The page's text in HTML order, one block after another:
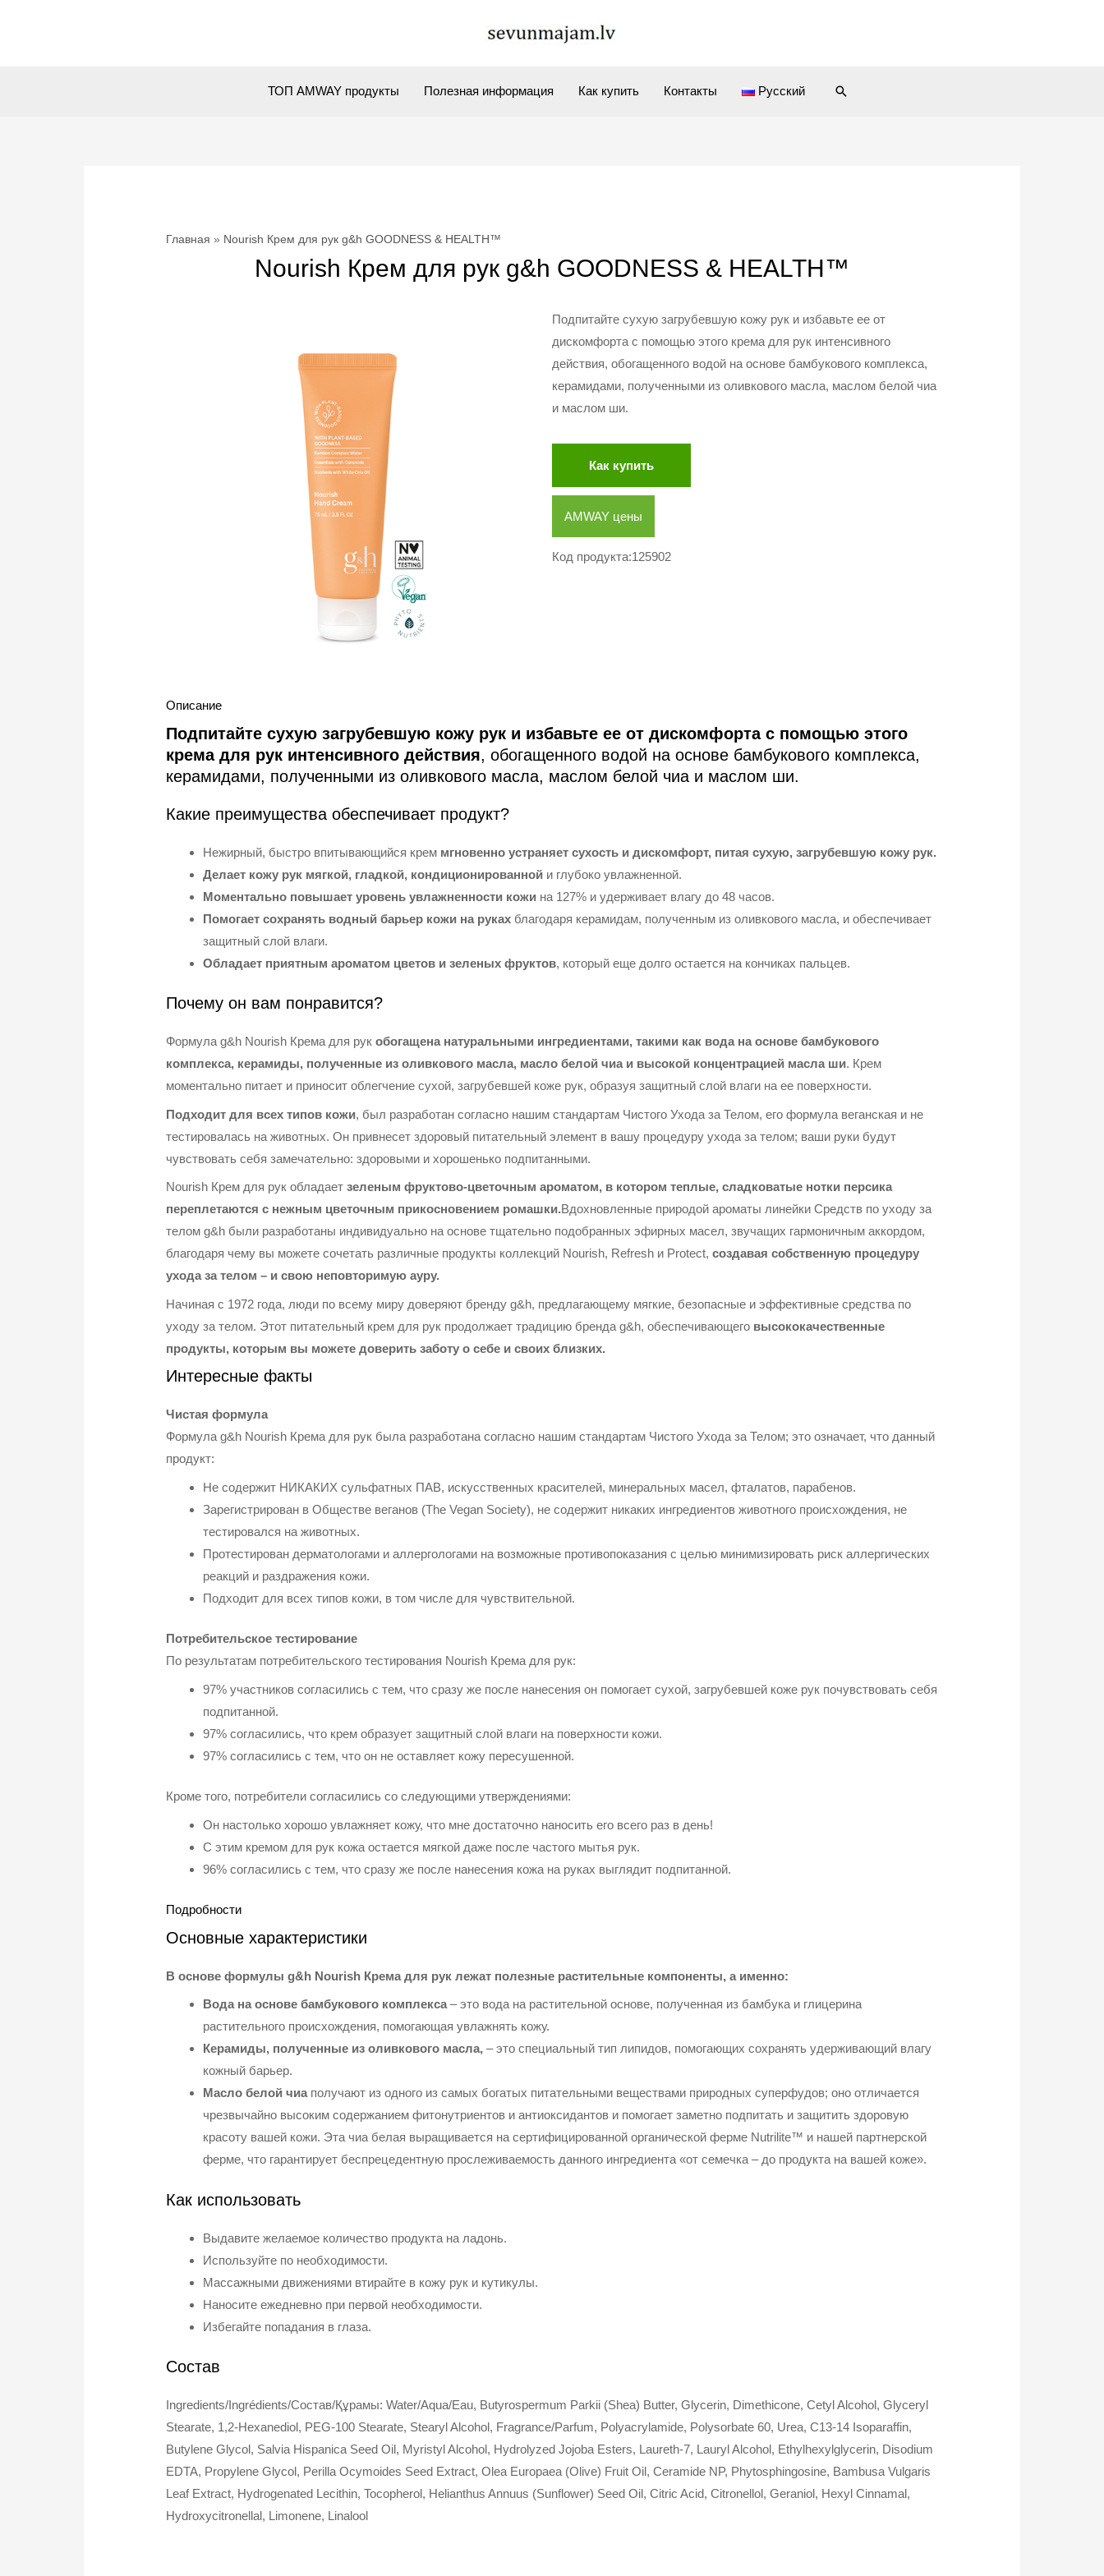
ТОП AMWAY продукты Полезная информация Как купить Контакты Русский Поиск
Главная Nourish Крем для рук g&h GOODNESS & HEALTH™
Nourish Крем для рук g&h GOODNESS & HEALTH™
Подпитайте сухую загрубевшую кожу рук и избавьте ее от
дискомфорта с помощью этого крема для рук интенсивного
действия, обогащенного водой на основе бамбукового комплекса,
керамидами, полученными из оливкового масла, маслом белой чиа
и маслом ши.
Как купить
AMWAY цены
Код продукта:125902
Описание
Подпитайте сухую загрубевшую кожу рук и избавьте ее от дискомфорта с помощью этого
крема для рук интенсивного действия, обогащенного водой на основе бамбукового комплекса,
керамидами, полученными из оливкового масла, маслом белой чиа и маслом ши.
Какие преимущества обеспечивает продукт?
Нежирный, быстро впитывающийся крем мгновенно устраняет сухость и дискомфорт, питая сухую, загрубевшую кожу рук.
Делает кожу рук мягкой, гладкой, кондиционированной и глубоко увлажненной.
Моментально повышает уровень увлажненности кожи на 127% и удерживает влагу до 48 часов.
Помогает сохранять водный барьер кожи на руках благодаря керамидам, полученным из оливкового масла, и обеспечивает
защитный слой влаги.
Обладает приятным ароматом цветов и зеленых фруктов, который еще долго остается на кончиках пальцев.
Почему он вам понравится?
Формула g&h Nourish Крема для рукобогащена натуральными ингредиентами, такими как вода на основе бамбукового
комплекса, керамиды, полученные из оливкового масла, масло белой чиа и высокой концентрацией масла ши. Крем
моментально питает и приносит облегчение сухой, загрубевшей коже рук, образуя защитный слой влаги на ее поверхности.
Подходит для всех типов кожи, был разработан согласно нашим стандартам Чистого Ухода за Телом, его формула веганская и не
тестировалась на животных. Он привнесет здоровый питательный элемент в вашу процедуру ухода за телом; ваши руки будут
чувствовать себя замечательно: здоровыми и хорошенько подпитанными.
Nourish Крем для рук обладаетзеленым фруктово-цветочным ароматом, в котором теплые, сладковатые нотки персика
переплетаются с нежным цветочным прикосновением ромашки.Вдохновленные природой ароматы линейки Средств по уходу за
телом g&h были разработаны индивидуально на основе тщательно подобранных эфирных масел, звучащих гармоничным аккордом,
благодаря чему вы можете сочетать различные продукты коллекций Nourish, Refresh и Protect,создавая собственную процедуру
ухода за телом – и свою неповторимую ауру.
Начиная с 1972 года, люди по всему миру доверяют бренду g&h, предлагающему мягкие, безопасные и эффективные средства по
уходу за телом. Этот питательный крем для рук продолжает традицию бренда g&h, обеспечивающего высококачественные
продукты, которым вы можете доверить заботу о себе и своих близких.
Интересные факты
Чистая формула
Формула g&h Nourish Крема для рук была разработана согласно нашим стандартам Чистого Ухода за Телом; это означает, что данный
продукт:
Не содержит НИКАКИХ сульфатных ПАВ, искусственных красителей, минеральных масел, фталатов, парабенов.
Зарегистрирован в Обществе веганов (The Vegan Society), не содержит никаких ингредиентов животного происхождения, не
тестировался на животных.
Протестирован дерматологами и аллергологами на возможные противопоказания с целью минимизировать риск аллергических
реакций и раздражения кожи.
Подходит для всех типов кожи, в том числе для чувствительной.
Потребительское тестирование
По результатам потребительского тестирования Nourish Крема для рук:
97% участников согласились с тем, что сразу же после нанесения он помогает сухой, загрубевшей коже рук почувствовать себя
подпитанной.
97% согласились, что крем образует защитный слой влаги на поверхности кожи.
97% согласились с тем, что он не оставляет кожу пересушенной.
Кроме того, потребители согласились со следующими утверждениями:
Он настолько хорошо увлажняет кожу, что мне достаточно наносить его всего раз в день!
С этим кремом для рук кожа остается мягкой даже после частого мытья рук.
96% согласились с тем, что сразу же после нанесения кожа на руках выглядит подпитанной.
Подробности
Основные характеристики
В основе формулы g&h Nourish Крема для рук лежат полезные растительные компоненты, а именно:
Вода на основе бамбукового комплекса – это вода на растительной основе, полученная из бамбука и глицерина
растительного происхождения, помогающая увлажнять кожу.
Керамиды, полученные из оливкового масла,– это специальный тип липидов, помогающих сохранять удерживающий влагу
кожный барьер.
Масло белой чиа получают из одного из самых богатых питательными веществами природных суперфудов; оно отличается
чрезвычайно высоким содержанием фитонутриентов и антиоксидантов и помогает заметно подпитать и защитить здоровую
красоту вашей кожи. Эта чиа белая выращивается на сертифицированной органической ферме Nutrilite™ и нашей партнерской
ферме, что гарантирует беспрецедентную прослеживаемость данного ингредиента «от семечка – до продукта на вашей коже».
Как использовать
Выдавите желаемое количество продукта на ладонь.
Используйте по необходимости.
Массажными движениями втирайте в кожу рук и кутикулы.
Наносите ежедневно при первой необходимости.
Избегайте попадания в глаза.
Состав
Ingredients/Ingrédients/Состав/Құрамы: Water/Aqua/Eau, Butyrospermum Parkii (Shea) Butter, Glycerin, Dimethicone, Cetyl Alcohol, Glyceryl
Stearate, 1,2-Hexanediol, PEG-100 Stearate, Stearyl Alcohol, Fragrance/Parfum, Polyacrylamide, Polysorbate 60, Urea, C13-14 Isoparaffin,
Butylene Glycol, Salvia Hispanica Seed Oil, Myristyl Alcohol, Hydrolyzed Jojoba Esters, Laureth-7, Lauryl Alcohol, Ethylhexylglycerin, Disodium
EDTA, Propylene Glycol, Perilla Ocymoides Seed Extract, Olea Europaea (Olive) Fruit Oil, Ceramide NP, Phytosphingosine, Bambusa Vulgaris
Leaf Extract, Hydrogenated Lecithin, Tocopherol, Helianthus Annuus (Sunflower) Seed Oil, Citric Acid, Citronellol, Geraniol, Hexyl Cinnamal,
Hydroxycitronellal, Limonene, Linalool